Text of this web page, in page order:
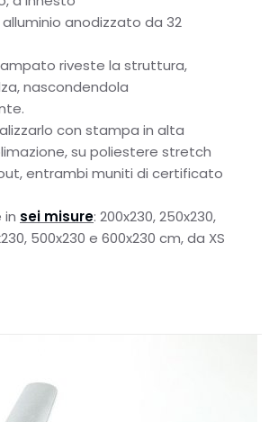
alluminio anodizzato da 32
riveste la struttura,
nascondendola
con stampa in alta
su poliestere stretch
entrambi muniti di certificato
in sei misure: 200x230, 250x230,
500x230 e 600x230 cm, da XS